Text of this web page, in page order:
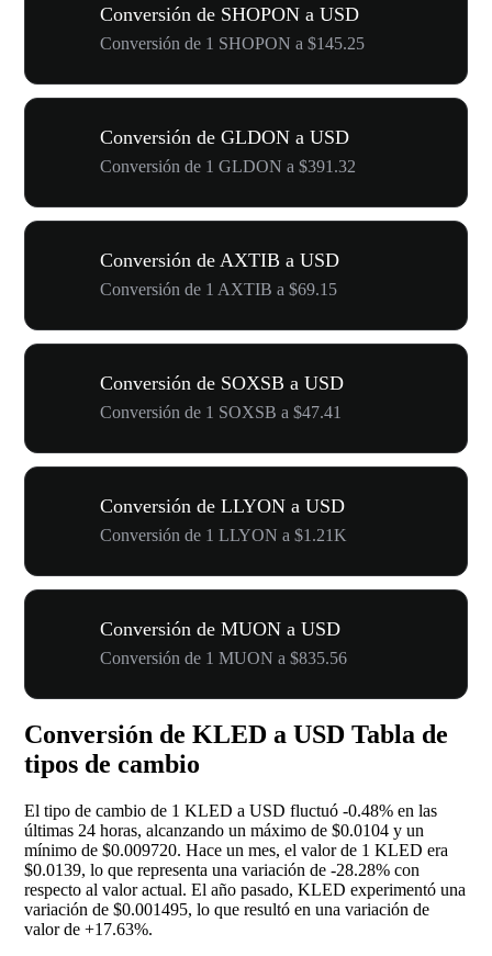
Conversión de SHOPON a USD
Conversión de 1 SHOPON a $145.25
Conversión de GLDON a USD
Conversión de 1 GLDON a $391.32
Conversión de AXTIB a USD
Conversión de 1 AXTIB a $69.15
Conversión de SOXSB a USD
Conversión de 1 SOXSB a $47.41
Conversión de LLYON a USD
Conversión de 1 LLYON a $1.21K
Conversión de MUON a USD
Conversión de 1 MUON a $835.56
Conversión de KLED a USD Tabla de
tipos de cambio
El tipo de cambio de 1 KLED a USD fluctuó -0.48% en las
últimas 24 horas, alcanzando un máximo de $0.0104 y un
mínimo de $0.009720. Hace un mes, el valor de 1 KLED era
$0.0139, lo que representa una variación de -28.28% con
respecto al valor actual. El año pasado, KLED experimentó una
variación de $0.001495, lo que resultó en una variación de
valor de +17.63%.